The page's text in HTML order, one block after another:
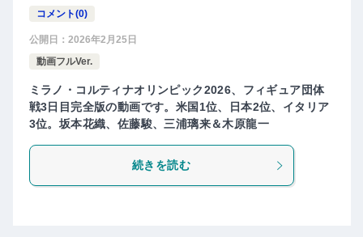
コメント(0)
公開日： 2026年2月25日
動画フルVer.
ミラノ・コルティナオリンピック2026、フィギュア団体
戦3日目完全版の動画です。米国1位、日本2位、イタリア
3位。坂本花織、佐藤駿、三浦璃来＆木原龍一
続きを読む